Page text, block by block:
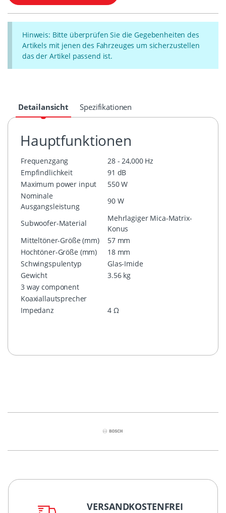
Hinweis: Bitte überprüfen Sie die Gegebenheiten des
Artikels mit jenen des Fahrzeuges um sicherzustellen
das der Artikel passend ist.
Detailansicht Spezifikationen
Hauptfunktionen
Frequenzgang
28 - 24,000 Hz
Empfindlichkeit
91 dB
Maximum power input
550 W
Nominale
Ausgangsleistung
90 W
Subwoofer-Material
Mehrlagiger Mica-Matrix-
Konus
Mitteltöner-Größe (mm)
57 mm
Hochtöner-Größe (mm)
18 mm
Schwingspulentyp
Glas-Imide
Gewicht
3.56 kg
3 way component
Koaxiallautsprecher
Impedanz
4 Ω
VERSANDKOSTENFREI